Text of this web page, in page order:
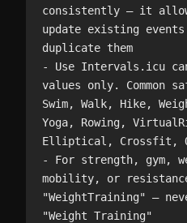
consistently — it
update existing
duplicate them
- Use Intervals.icu
values only. Common
Swim, Walk, Hike,
Yoga, Rowing,
Elliptical, Crossfit,
- For strength, gym,
mobility, or
"WeightTraining" —
"Weight Training"